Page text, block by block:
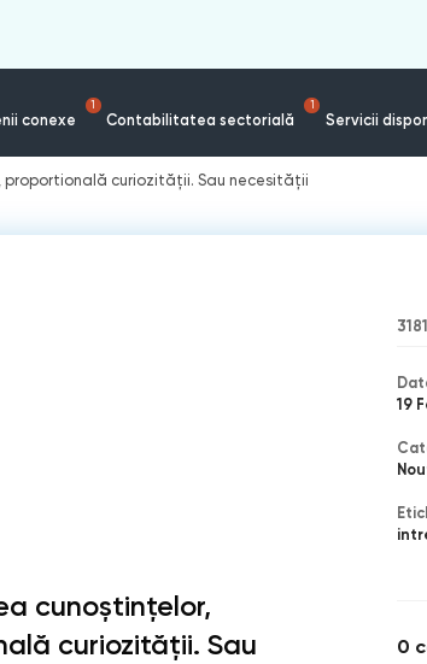
conexe
1
Contabilitatea sectorială
1
Servicii
proportională curiozităţii. Sau necesităţii
cunoștințelor,
curiozităţii. Sau
3181
19
0